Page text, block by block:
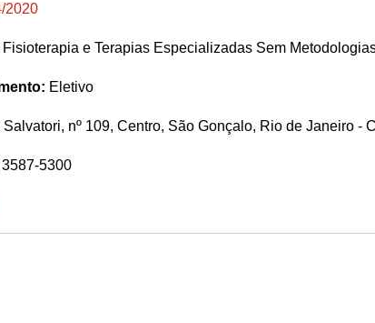
2020
Fisioterapia e Terapias Especializadas Sem
Eletivo
Salvatori, nº 109, Centro, São Gonçalo, Rio de Janeiro -
3587-5300